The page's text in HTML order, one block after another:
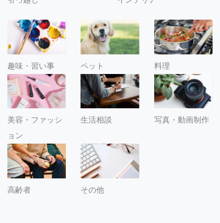
趣味・習い事 ペット 料理
美容・ファッシ
ョン
生活相談 写真・動画制作
高齢者 その他